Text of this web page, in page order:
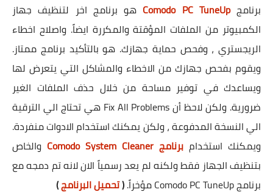
برنامجComodo PC TuneUp هو برنامج اخر لتنظيف جهاز
الكمبيوتر من الملفات المؤقتة والمكررة ايضاً. واصلاح اخطاء
الريجستري ، وفحص حماية جهازك. هو بالتأكيد برنامج ممتاز.
ويقوم بفحص جهازك من الاخطاء والمشاكل التي يتعرض لها
ويساعدك في توفير مساحة من خلال حذف الملفات الغير
ضرورية. ولكن لاحظ أن Fix All Problems هي تحتاج الي الترقية
الي النسخة المدفوعة ، ولكن يمكنك استخدام الادوات منفردة.
ويمكنك استخدام برنامج Comodo System Cleaner
والخاص
بتنظيف الجهاز فقط ولكنه لم يعد رسمياً الان لانه تم دمجه مع
برنامج Comodo PC TuneUp مؤخراً.
(تحميل البرنامج)